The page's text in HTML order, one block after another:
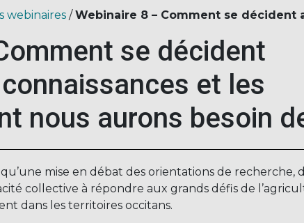
webinaires /Webinaire 8 – Comment se décident
se décident
et les
nous aurons besoin
mise en débat des orientations de recherche,
collective à répondre aux grands défis de
dans les territoires occitans.